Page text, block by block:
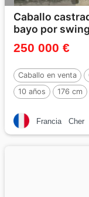
Caballo
bayo por
250 000 €
Caballo en venta
10 años
176 cm
Francia Cher